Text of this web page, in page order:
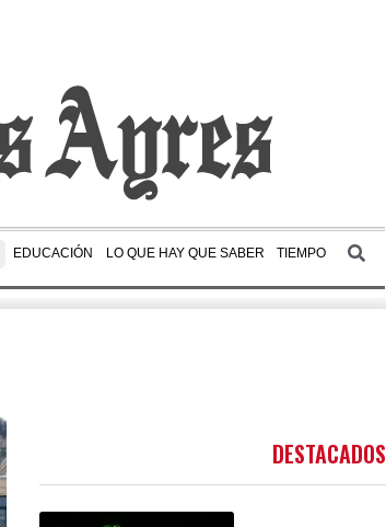
EDUCACIÓN LO QUE HAY QUE SABER TIEMPO
DESTACADOS